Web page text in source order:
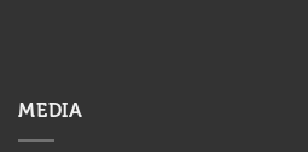
MEDIA